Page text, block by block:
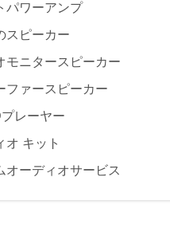
パワーアンプ
スピーカー
モニタースピーカー
ファースピーカー
レーヤー
オ キット
オーディオサービス